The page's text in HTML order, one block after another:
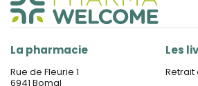
La pharmacie
Rue de Fleurie 1
6941 Bomal
Les